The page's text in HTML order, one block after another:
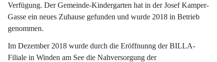
Verfügung. Der Gemeinde-Kindergarten hat in der Josef Kamper-
Gasse ein neues Zuhause gefunden und wurde 2018 in Betrieb
genommen.
Im Dezember 2018 wurde durch die Eröffnunng der BILLA-
Filiale in Winden am See die Nahversorgung der